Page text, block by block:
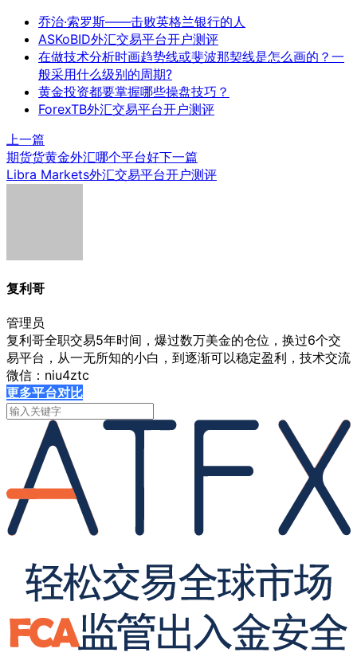
乔治·索罗斯——击败英格兰银行的人
ASKoBID外汇交易平台开户测评
在做技术分析时画趋势线或斐波那契线是怎么画的？一
般采用什么级别的周期?
黄金投资都要掌握哪些操盘技巧？
ForexTB外汇交易平台开户测评
上一篇
期货货黄金外汇哪个平台好下一篇
Libra Markets外汇交易平台开户测评
复利哥
管理员
复利哥全职交易5年时间，爆过数万美金的仓位，换过6个交
易平台，从一无所知的小白，到逐渐可以稳定盈利，技术交流
微信：niu4ztc
更多平台对比